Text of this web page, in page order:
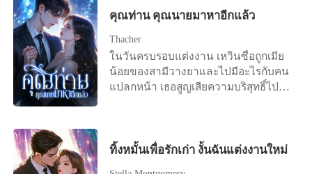
กัน ในวันที่เขาทิ้งฉันไปเป็นครั้งที่ 1314
งานแต่งของฉันก็ยังจัดต่อไป แต่เจ้าบ่าว
กลับเป็นคนอื่น
แต่งงานและการดูแลอย่างสุดหัวใจของ
เขาจะให้ความสำคัญกับตัวเองบ้าง แต่
ความพยายามทั้งหมดของเธอกลับไร้
ประโยชน์เมื่อคนในใจของหลินอวี่กลับ
มาประเทศ เมื่อหลินอวี่โยนข้อตกลงการ
ใครจะไปรู้ว่า เธอคือ Moon นักแข่งรถที่
คุณท่าน คุณนายมาหาอีกแล้ว
Thacher
ในวันครบรอบแต่งงาน เหวินซือถูกเมีย
น้อยของสามีวางยาและไปมีอะไรกับคน
แปลกหน้า เธอสูญเสียความบริสุทธิ์ไป
ของเธอกลับไม่แยแสโดยคิดว่าเธอกำลัง
ทิ้งหมั้นเพื่อรักเก่า งั้นฉันแต่งงานใหม่